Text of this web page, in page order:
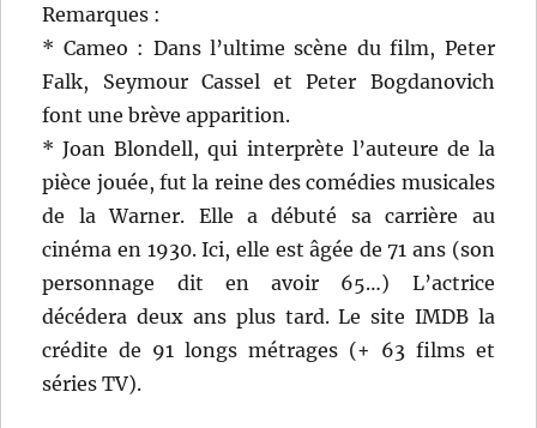
Remarques :
* Cameo : Dans l’ultime scène du film, Peter
Falk, Seymour Cassel et Peter Bogdanovich
font une brève apparition.
* Joan Blondell, qui interprète l’auteure de la
pièce jouée, fut la reine des comédies musicales
de la Warner. Elle a débuté sa carrière au
cinéma en 1930. Ici, elle est âgée de 71 ans (son
personnage dit en avoir 65…) L’actrice
décédera deux ans plus tard. Le site IMDB la
crédite de 91 longs métrages (+ 63 films et
séries TV).